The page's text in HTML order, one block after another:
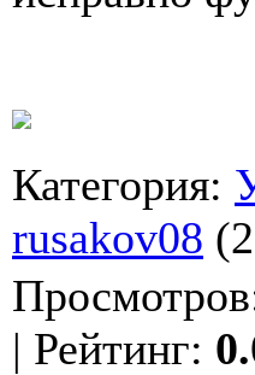
Категория:
rusakov08
Просмотров
| Рейтинг: